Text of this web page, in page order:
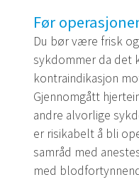
Før
Du bør være frisk
sykdommer da det
kontraindikasjon
Gjennomgått
andre alvorlige
er risikabelt å bli
samråd med
med